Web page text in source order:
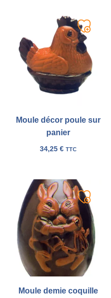
Moule décor poule sur
panier
34,25 € TTC
Ajouter
à
ma
liste
Moule demie coquille
Ajouter
ma
liste